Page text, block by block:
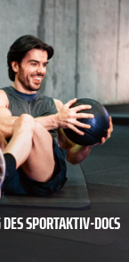
SPORTAKTIV-DOCS